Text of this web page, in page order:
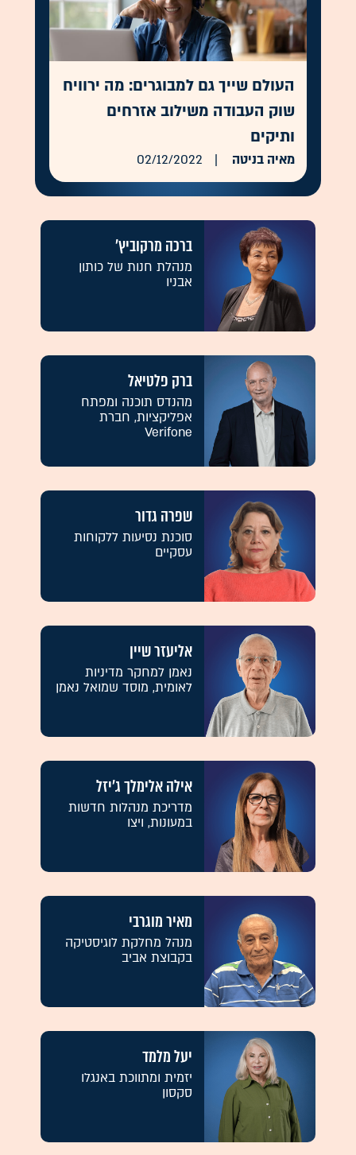
העולם שייך גם למבוגרים: מה ירוויח
שוק העבודה משילוב אזרחים
ותיקים
מאיה בניטה 02/12/2022
ברכה מרקוביץ'
מנהלת חנות של כותון
אבניו
ברק פלטיאל
מהנדס תוכנה ומפתח
אפליקציות, חברת
Verifone
שפרה גדור
סוכנת נסיעות ללקוחות
עסקיים
אליעזר שיין
נאמן למחקר מדיניות
לאומית, מוסד שמואל נאמן
אילה אלימלך ג'יזל
מדריכת מנהלות חדשות
במעונות, ויצו
מאיר מוגרבי
מנהל מחלקת לוגיסטיקה
בקבוצת אביב
יעל מלמד
יזמית ומתווכת באנגלו
סקסון